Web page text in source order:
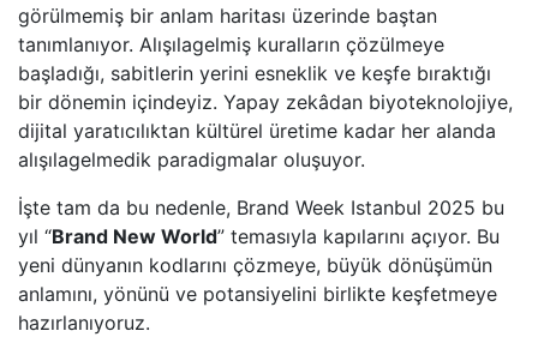
görülmemiş bir anlam haritası üzerinde baştan
tanımlanıyor. Alışılagelmiş kuralların çözülmeye
başladığı, sabitlerin yerini esneklik ve keşfe bıraktığı
bir dönemin içindeyiz. Yapay zekâdan biyoteknolojiye,
dijital yaratıcılıktan kültürel üretime kadar her alanda
alışılagelmedik paradigmalar oluşuyor.
İşte tam da bu nedenle, Brand Week Istanbul 2025 bu
yıl “Brand New World” temasıyla kapılarını açıyor. Bu
yeni dünyanın kodlarını çözmeye, büyük dönüşümün
anlamını, yönünü ve potansiyelini birlikte keşfetmeye
hazırlanıyoruz.